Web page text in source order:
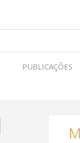
PUBLICAÇÕES